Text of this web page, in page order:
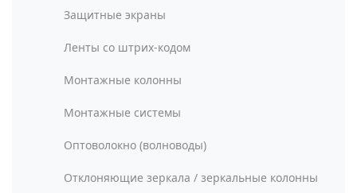
Защитные экраны
Ленты со штрих-кодом
Монтажные колонны
Монтажные системы
Оптоволокно (волноводы)
Отклоняющие зеркала / зеркальные колонны